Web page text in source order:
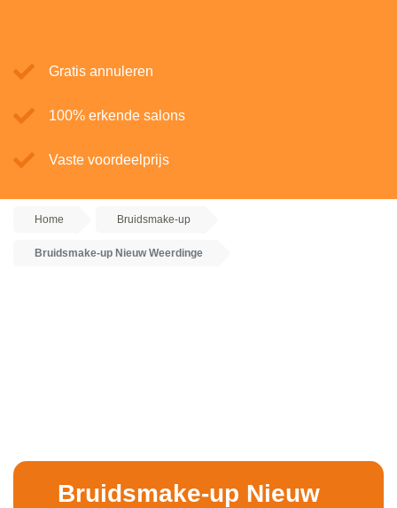
Gratis annuleren
100% erkende salons
Vaste voordeelprijs
Home Bruidsmake-up
Bruidsmake-up Nieuw Weerdinge
Bruidsmake-up Nieuw